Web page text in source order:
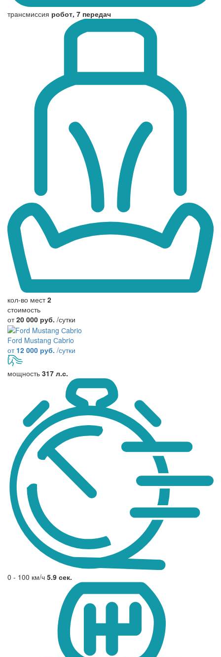
трансмиссия робот, 7 передач
кол-во мест 2
стоимость
от20 000 руб. /сутки
Ford Mustang Сabrio
от 12 000 руб. /сутки
мощность 317 л.с.
0 - 100 км/ч 5.9 сек.